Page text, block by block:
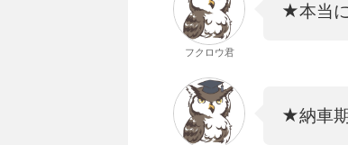
フクロウ君
★本当
★納車